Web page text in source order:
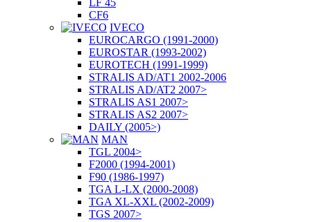
LF 45
CF6
IVECO
EUROCARGO (1991-2000)
EUROSTAR (1993-2002)
EUROTECH (1991-1999)
STRALIS AD/AT1 2002-2006
STRALIS AD/AT2 2007>
STRALIS AS1 2007>
STRALIS AS2 2007>
DAILY (2005>)
MAN
TGL 2004>
F2000 (1994-2001)
F90 (1986-1997)
TGA L-LX (2000-2008)
TGA XL-XXL (2002-2009)
TGS 2007>